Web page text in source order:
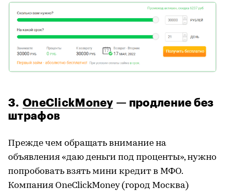
3. OneClickMoney— продление без
штрафов
Прежде чем обращать внимание на
объявления «даю деньги под проценты», нужно
попробовать взять мини кредит в МФО.
Компания OneClickMoney(город Москва)